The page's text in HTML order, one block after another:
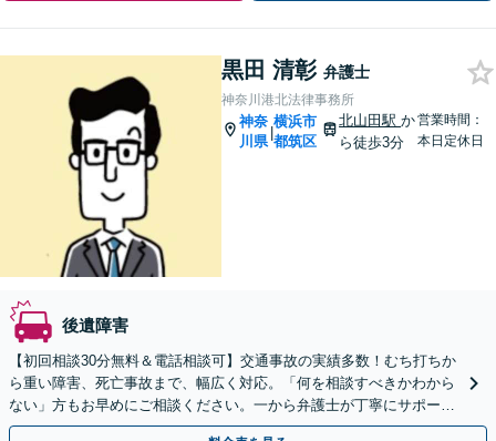
黒田 清彰 弁護士
神奈川港北法律事務所
神奈
川県
|
横浜市
都筑区
北山田駅か
ら徒歩3分
営業時間：
本日定休日
後遺障害
【初回相談30分無料＆電話相談可】交通事故の実績多数！むち打ちか
ら重い障害、死亡事故まで、幅広く対応。「何を相談すべきかわから
ない」方もお早めにご相談ください。一から弁護士が丁寧にサポート
いたします【北山田駅3分】【土日祝相談可】